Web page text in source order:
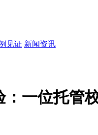
见证 新闻资讯
一位托管